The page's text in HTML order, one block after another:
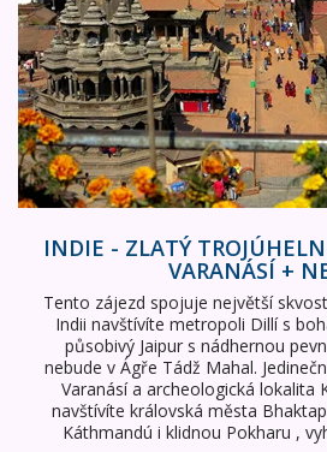
INDIE - ZLATÝ
VARANÁSÍ +
Tento zájezd spojuje největší
Indii navštívíte metropoli Dillí s
působivý Jaipur s nádhernou
nebude v Ágře Tádž Mahal.
Varanásí a archeologická lokalita
navštívíte královská města
Káthmandú i klidnou Pokharu ,